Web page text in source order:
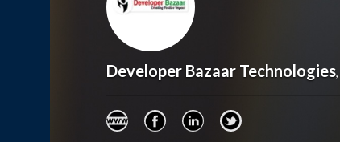
Developer Bazaar Technologies,